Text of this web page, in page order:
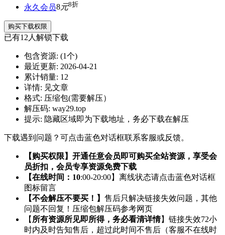
永久会员8元8折
购买下载权限
已有12人解锁下载
包含资源: (1个)
最近更新: 2026-04-21
累计销量: 12
详情: 见文章
格式: 压缩包(需要解压）
解压码: way29.top
提示: 隐藏区域即为下载地址，务必下载在解压
下载遇到问题？可点击蓝色对话框联系客服或反馈。
【购买权限】开通任意会员即可购买全站资源，享受会
员折扣，会员专享资源免费下载
【在线时间：10:00-20:00】离线状态请点击蓝色对话框
图标留言
【不会解压不要买！】 售后只解决链接失效问题，其他
问题不回复！压缩包解压码参考网页
【 所有资源所见即所得，务必看清详情】链接失效72小
时内及时告知售后，超过此时间不售后（客服不在线时